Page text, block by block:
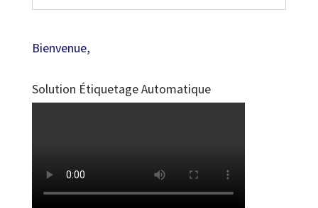
Bienvenue,
Solution Étiquetage Automatique